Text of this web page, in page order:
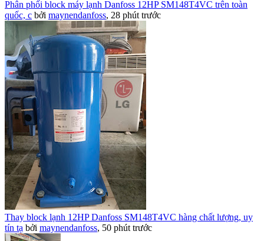
Phân phối block máy lạnh Danfoss 12HP SM148T4VC trên toàn
quốc, c bởi maynendanfoss, 28 phút trước
Thay block lạnh 12HP Danfoss SM148T4VC hàng chất lượng, uy
tín tạ bởi maynendanfoss, 50 phút trước